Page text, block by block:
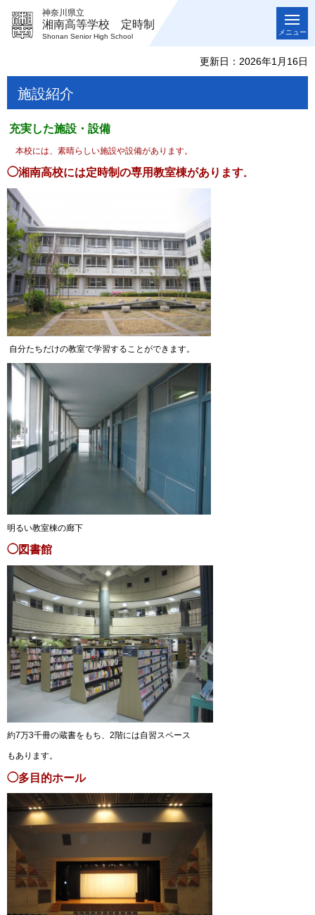
神奈川県立
湘南高等学校 定時制
Shonan Senior High School
メニュー
更新日：2026年1月16日
施設紹介
充実した施設・設備
本校には、素晴らしい施設や設備があります。
◯湘南高校には定時制の専用教室棟があります。
自分たちだけの教室で学習することができます。
明るい教室棟の廊下
◯図書館
約7万3千冊の蔵書をもち、2階には自習スペース
もあります。
◯多目的ホール